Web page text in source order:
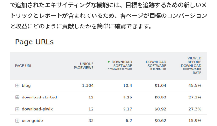
で追加されたエキサイティングな機能には、目標を追跡するための新しいメ
トリックとレポートが含まれているため、各ページが目標のコンバージョン
と収益にどのように貢献したかを簡単に確認できます。